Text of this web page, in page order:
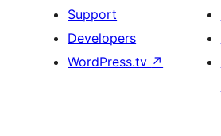
Support
Developers
WordPress.tv ↗